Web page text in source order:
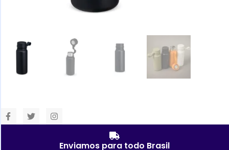
Enviamos para todo Brasil